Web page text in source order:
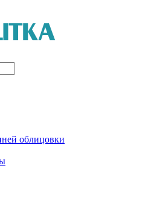
облицовки